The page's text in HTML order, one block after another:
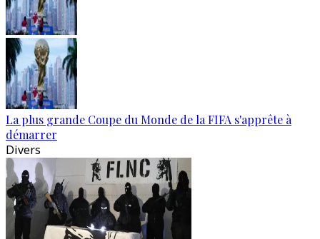
La plus grande Coupe du Monde de la FIFA s'apprête à
démarrer
Divers